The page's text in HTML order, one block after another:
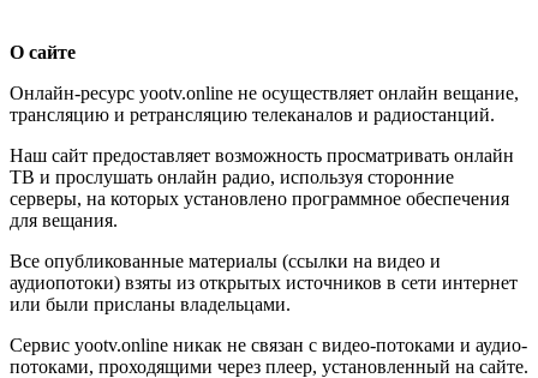
О сайте
Онлайн-ресурс yootv.online не осуществляет онлайн вещание,
трансляцию и ретрансляцию телеканалов и радиостанций.
Наш сайт предоставляет возможность просматривать онлайн
ТВ и прослушать онлайн радио, используя сторонние
серверы, на которых установлено программное обеспечения
для вещания.
Все опубликованные материалы (ссылки на видео и
аудиопотоки) взяты из открытых источников в сети интернет
или были присланы владельцами.
Сервис yootv.online никак не связан с видео-потоками и аудио-
потоками, проходящими через плеер, установленный на сайте.